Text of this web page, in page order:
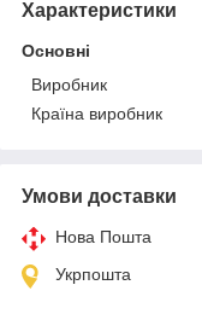
Характеристики
Основні
Виробник
Країна виробник
Умови доставки
Нова Пошта
Укрпошта